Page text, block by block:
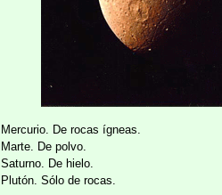
Mercurio. De rocas ígneas.
Marte. De polvo.
Saturno. De hielo.
Plutón. Sólo de rocas.